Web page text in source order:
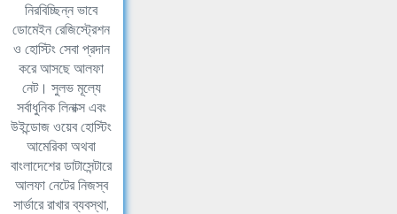
নিরবিচ্ছিন্ন ভাবে
ডোমেইন রেজিস্ট্রেশন
ও হোস্টিং সেবা প্রদান
করে আসছে আলফা
নেট। সুলভ মূল্যে
সর্বাধুনিক লিনাক্স এবং
উইন্ডোজ ওয়েব হোস্টিং
আমেরিকা অথবা
বাংলাদেশের ডাটাসেন্টারে
আলফা নেটের নিজস্ব
সার্ভারে রাখার ব্যবস্থা,